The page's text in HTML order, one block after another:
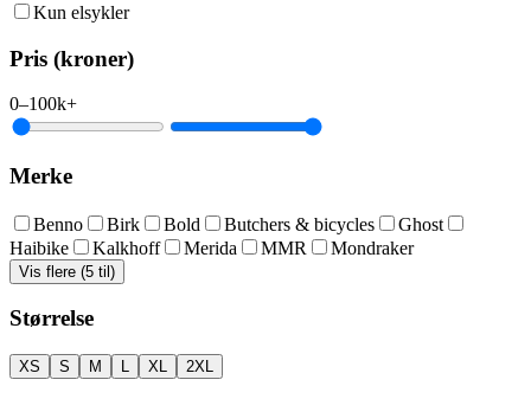
Kun elsykler
Pris (kroner)
0–100k+
Merke
Benno Birk Bold Butchers & bicycles
Ghost
Haibike
Kalkhoff Merida MMR Mondraker
Vis flere (5 til)
Størrelse
XS S M L XL 2XL